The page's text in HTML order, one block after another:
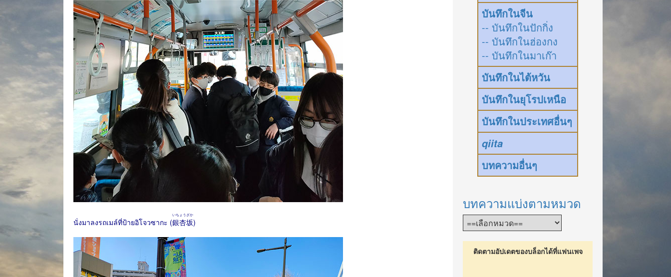
นั่งมาลงรถเมล์ที่ป้ายอิโจวซากะ (銀杏坂
いちょうざか
)
บันทึกในจีน
-- บันทึกในปักกิ่ง
-- บันทึกในฮ่องกง
-- บันทึกในมาเก๊า
บันทึกในไต้หวัน
บันทึกในยุโรปเหนือ
บันทึกในประเทศอื่นๆ
qiita
บทความอื่นๆ
บทความแบ่งตามหมวด
ติดตามอัปเดตของบล็อกได้ที่แฟนเพจ